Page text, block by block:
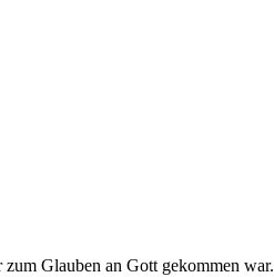
Glauben an Gott gekommen war.